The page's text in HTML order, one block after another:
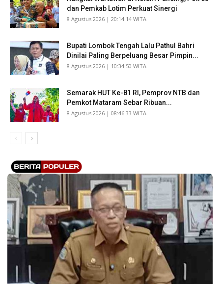
dan Pemkab Lotim Perkuat Sinergi
​8 Agustus 2026 | 20:14:14 WITA
Bupati Lombok Tengah Lalu Pathul Bahri
Dinilai Paling Berpeluang Besar Pimpin...
​8 Agustus 2026 | 10:34:50 WITA
Semarak HUT Ke-81 RI, Pemprov NTB dan
Pemkot Mataram Sebar Ribuan...
​8 Agustus 2026 | 08:46:33 WITA